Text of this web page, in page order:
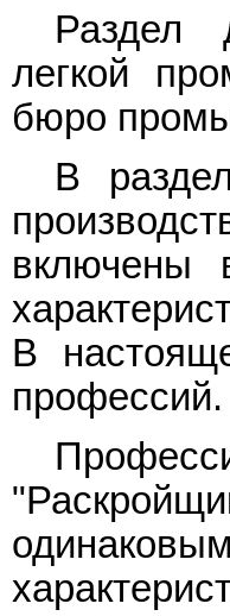
Раздел
легкой
бюро
В
включены
В
профессий.